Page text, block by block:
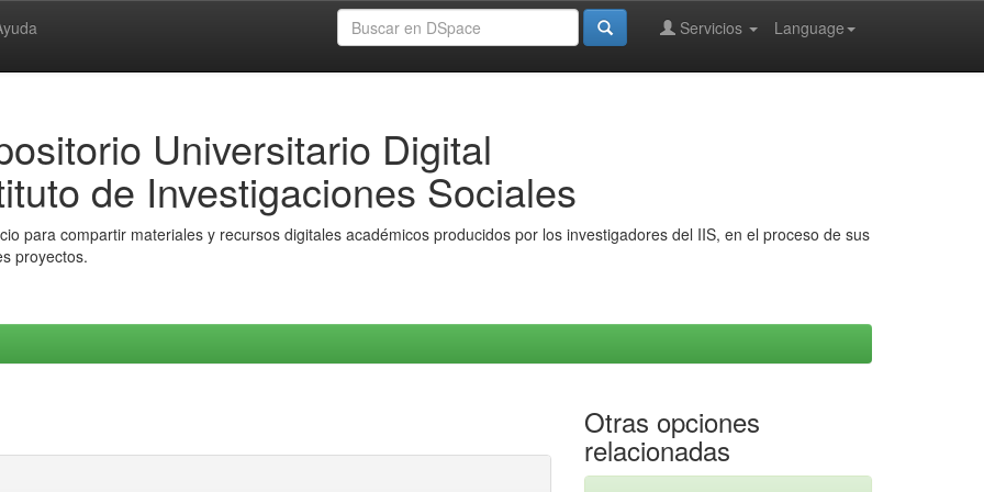
Language
Servicios
Universitario Digital
de Investigaciones Sociales
para compartir materiales y recursos digitales académicos producidos por los investigadores del IIS, en el proceso de sus
proyectos.
Otras opciones
relacionadas